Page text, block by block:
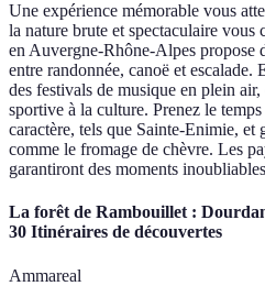
Une expérience mémorable vous
la nature brute et spectaculaire
en Auvergne-Rhône-Alpes propose
entre randonnée, canoë et escalade.
des festivals de musique en plein
sportive à la culture. Prenez le
caractère, tels que Sainte-Enimie, et
comme le fromage de chèvre. Les
garantiront des moments
La forêt de Rambouillet :
30 Itinéraires de découvertes
Ammareal